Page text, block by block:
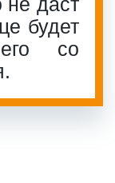
будет
со